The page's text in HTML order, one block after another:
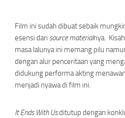
Film ini sudah dibuat sebaik
esensi dari source materialnya.
masa lalunya ini memang pilu
dengan alur penceritaan yang
didukung performa akting
menjadi nyawa di film ini.
It Ends With Usditutup dengan